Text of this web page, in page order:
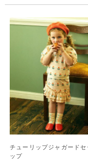
チューリップジャガードセ
ップ